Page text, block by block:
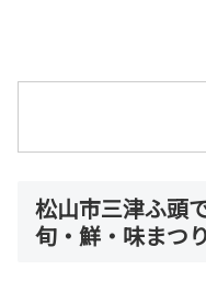
松山市三津ふ頭
旬・鮮・味まつ